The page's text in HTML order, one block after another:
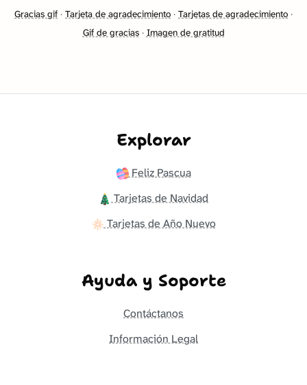
Gracias gif · Tarjeta de agradecimiento · Tarjetas de agradecimiento ·
Gif de gracias· Imagen de gratitud
Explorar
Feliz Pascua
Tarjetas de Navidad
Tarjetas de Año Nuevo
Ayuda y Soporte
Contáctanos
Información Legal